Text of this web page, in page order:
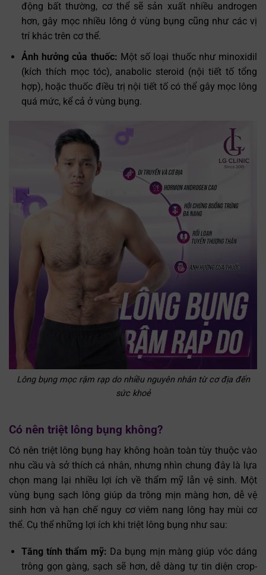
động bất thường, cơ thể sẽ sản xuất nhiều androgen
hơn, gây mọc nhiều lông ở vùng bụng cũng như các vị
trí khác trên cơ thể.
Ảnh hưởng của thuốc: Một số loại thuốc như minoxidil
(kích thích mọc tóc), anabolic steroid (nội tiết tố tổng
hợp), hoặc thuốc điều trị nội tiết tố có thể gây mọc lông
quá mức, kể cả ở vùng bụng.
Lông bụng mọc rậm rạp do nhiều nguyên nhân từ cơ địa đến
sức khoẻ
Có nên triệt lông bụng không?
Có nên triệt lông bụng hay không hoàn toàn tùy thuộc vào
nhu cầu và sở thích cá nhân, nhưng nhìn chung đây là lựa
chọn mang lại nhiều lợi ích về thẩm mỹ lẫn vệ sinh. Một
vùng bụng sạch lông giúp da trông mịn màng hơn, dễ vệ
sinh hơn và hạn chế nguy cơ viêm nang lông hay mùi cơ
thể. Cụ thể những lợi ích khi triệt lông bụng như sau:
Tăng tính thẩm mỹ: Da bụng mịn màng giúp vóc dáng
trông gọn gàng, sạch sẽ hơn, dễ dàng tự tin diện crop-